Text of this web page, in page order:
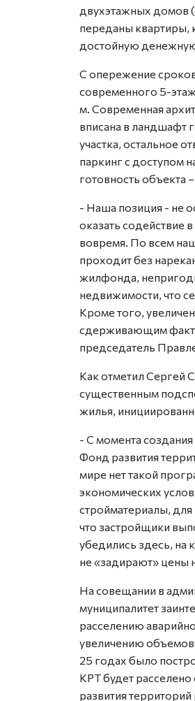
двухэтажных домов
переданы квартиры,
достойную
С опережение
современного 5-
м. Современная
вписана в ландшафт
участка, остальное
паркинг с доступом
готовность объекта
- Наша позиция - не
оказать содействие
вовремя. По всем
проходит без
жилфонда,
недвижимости, что
Кроме того,
сдерживающим
председатель
Как отметил Сергей
существенным
жилья,
- С момента
Фонд развития
мире нет такой
экономических
стройматериалы,
что застройщики
убедились здесь, на
не «задирают» цены
На совещании в
муниципалитет
расселению
увеличению объемов
25 годах было
КРТ будет
развития территорий